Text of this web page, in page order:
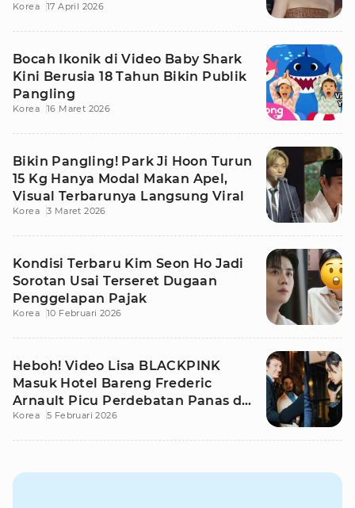
Korea 17 April 2026
Bocah Ikonik di Video Baby Shark
Kini Berusia 18 Tahun Bikin Publik
Pangling
Korea 16 Maret 2026
Bikin Pangling! Park Ji Hoon Turun
15 Kg Hanya Modal Makan Apel,
Visual Terbarunya Langsung Viral
Korea 3 Maret 2026
Kondisi Terbaru Kim Seon Ho Jadi
Sorotan Usai Terseret Dugaan
Penggelapan Pajak
Korea 10 Februari 2026
Heboh! Video Lisa BLACKPINK
Masuk Hotel Bareng Frederic
Arnault Picu Perdebatan Panas di
Medsos
Korea 5 Februari 2026